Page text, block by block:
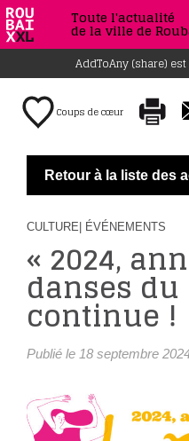
Toute l'actualité
de la ville de
AddToAny (share)
Coups de cœur
Retour à la liste des
CULTURE | ÉVÉNEMENTS
« 2024,
danses du
continue !
Publié le 18 septembre